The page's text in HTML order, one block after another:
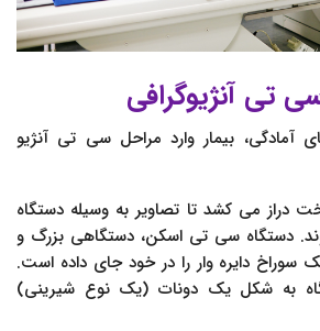
تی آنژیوگرافی
آمادگی، بیمار وارد مراحل سی تی آنژیو
دراز می کشد تا تصاویر به وسیله دستگاه
دستگاه سی تی اسکن، دستگاهی بزرگ و
دایره وار را در خود جای داده است.
به شکل یک دونات (یک نوع شیرینی)